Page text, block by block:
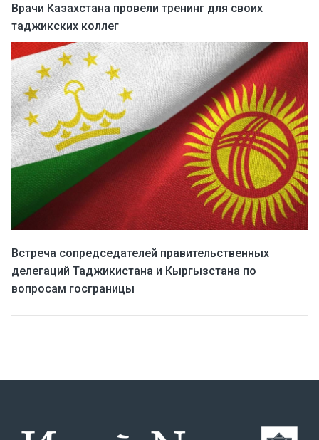
Врачи Казахстана провели тренинг для своих
таджикских коллег
Встреча сопредседателей правительственных
делегаций Таджикистана и Кыргызстана по
вопросам госграницы